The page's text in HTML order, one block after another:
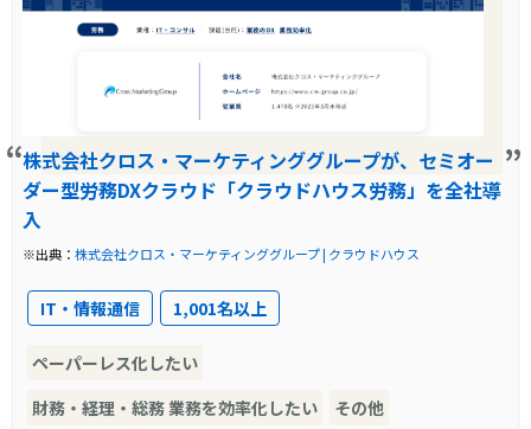
株式会社クロス・マーケティンググループが、セミオー
ダー型労務DXクラウド「クラウドハウス労務」を全社導
入
※出典：株式会社クロス・マーケティンググループ | クラウドハウス
IT・情報通信 1,001名以上
ペーパーレス化したい
財務・経理・総務 業務を効率化したい
その他